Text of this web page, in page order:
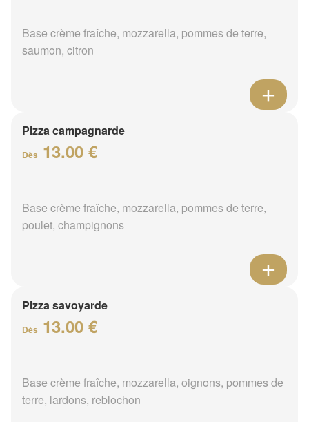
Base crème fraîche, mozzarella, pommes de terre,
saumon, citron
Pizza campagnarde
Dès 13.00 €
Base crème fraîche, mozzarella, pommes de terre,
poulet, champignons
Pizza savoyarde
Dès 13.00 €
Base crème fraîche, mozzarella, oignons, pommes de
terre, lardons, reblochon